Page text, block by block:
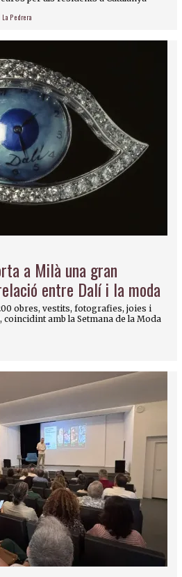
La Pedrera
a Milà una gran
entre Dalí i la moda
obres, vestits, fotografies, joies i
coincidint amb la Setmana de la Moda